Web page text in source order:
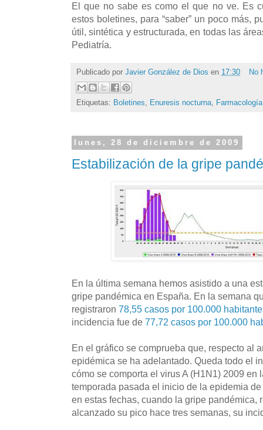
El que no sabe es como el que no ve. Es
estos boletines, para “saber” un poco más,
útil, sintética y estructurada, en todas las
Pediatría.
Publicado por Javier González de Dios en 17:30 No
Etiquetas: Boletines Enuresis nocturna Farmacología
lunes, 28 de diciembre de 2009
Estabilización de la gripe
En la última semana hemos asistido a una
gripe pandémica en España. En la semana
registraron 78,55 casos por 100.000
incidencia fue de 77,72 casos por 100.000
En el gráfico se comprueba que, respecto al
epidémica se ha adelantado. Queda todo el
cómo se comporta el virus A (H1N1) 2009 en
temporada pasada el inicio de la epidemia
en estas fechas, cuando la gripe pandémica,
alcanzado su pico hace tres semanas, su